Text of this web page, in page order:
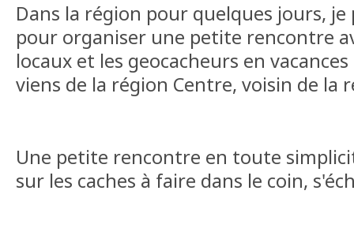
Dans la région pour quelques jours,
pour organiser une petite rencontre
locaux et les geocacheurs en vacances
viens de la région Centre, voisin de la
Une petite rencontre en toute
sur les caches à faire dans le coin,